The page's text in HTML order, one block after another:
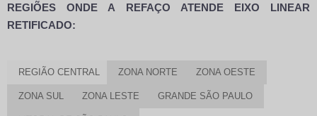
REGIÕES ONDE A REFAÇO ATENDE EIXO LINEAR
RETIFICADO:
REGIÃO CENTRAL ZONA NORTE ZONA OESTE
ZONA SUL ZONA LESTE GRANDE SÃO PAULO